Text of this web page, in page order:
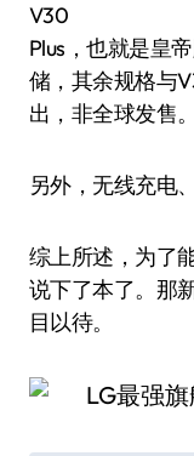
V30
Plus，也就是皇
储，其余规格与
出，非全球发售。
另外，无线充电
综上所述，为了
说下了本了。那
目以待。